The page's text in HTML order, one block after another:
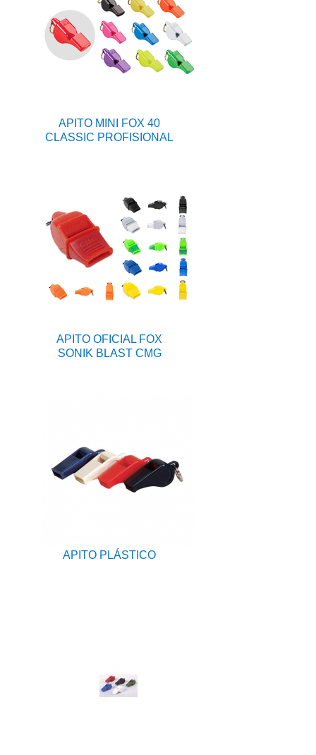
APITO MINI FOX 40
CLASSIC PROFISIONAL
APITO OFICIAL FOX
SONIK BLAST CMG
APITO PLÁSTICO